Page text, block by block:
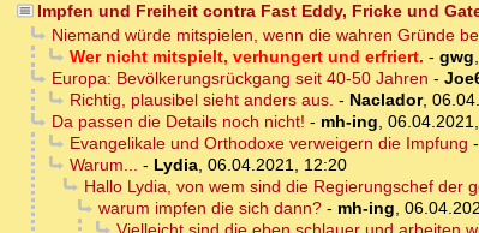
Impfen und Freiheit contra Fast Eddy, Fricke und
Niemand würde mitspielen, wenn die wahren Gründe
Wer nicht mitspielt, verhungert und erfriert. - gwg,
Europa: Bevölkerungsrückgang seit 40-50 Jahren -
Richtig, plausibel sieht anders aus. - Naclador,
Da passen die Details noch nicht! - mh-ing,
Evangelikale und Orthodoxe verweigern die Impfung -
Warum... - Lydia, 06.04.2021, 12:20
Hallo Lydia, von wem sind die Regierungschef der
warum impfen die sich dann?- mh-ing,